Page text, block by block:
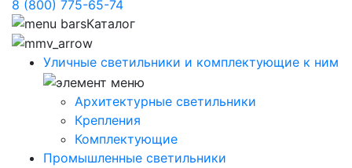
8 (800) 775-65-74
Каталог
Уличные светильники и комплектующие к ним
Архитектурные светильники
Крепления
Комплектующие
Промышленные светильники